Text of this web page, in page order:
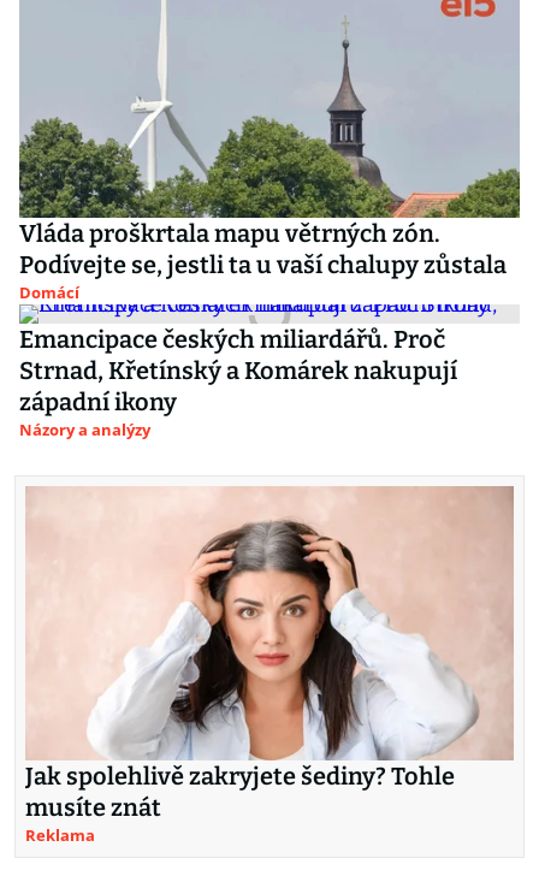
Vláda proškrtala mapu větrných zón.
Podívejte se, jestli ta u vaší chalupy zůstala
Domácí
Emancipace českých miliardářů. Proč
Strnad, Křetínský a Komárek nakupují
západní ikony
Názory a analýzy
Jak spolehlivě zakryjete šediny? Tohle
musíte znát
Reklama